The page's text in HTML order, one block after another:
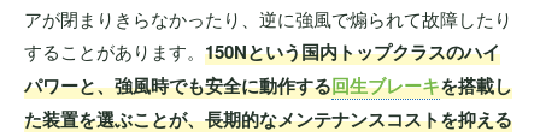
アが閉まりきらなかったり、逆に強風で煽られて故障したり
することがあります。 150Nという国内トップクラスのハイ
パワーと、強風時でも安全に動作する回生ブレーキを搭載し
た装置を選ぶことが、長期的なメンテナンスコストを抑える